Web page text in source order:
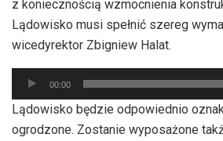
z koniecznością wzmocnienia
Lądowisko musi spełnić szereg
wicedyrektor Zbigniew Halat.
Odtwarzacz
plików
dźwiękowych
00:00
Lądowisko będzie odpowiednio
ogrodzone. Zostanie wyposażone